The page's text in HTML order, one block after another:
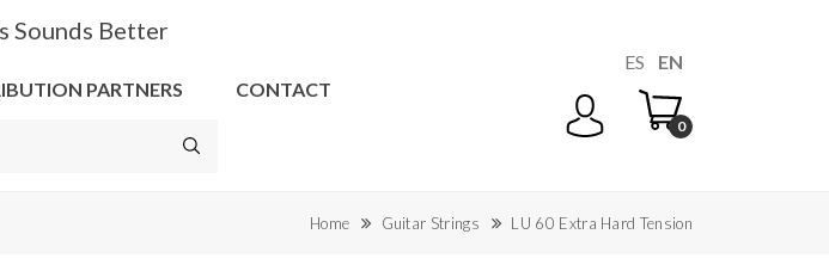
Sounds Better
PARTNERS CONTACT
ES EN
0
Home Guitar Strings LU 60 Extra Hard Tension